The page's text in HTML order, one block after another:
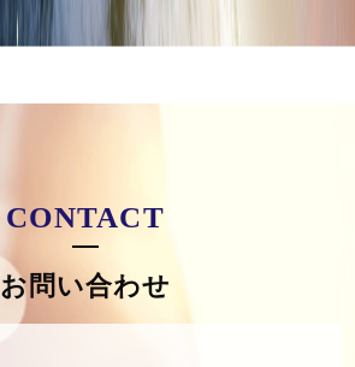
CONTACT
お問い合わせ